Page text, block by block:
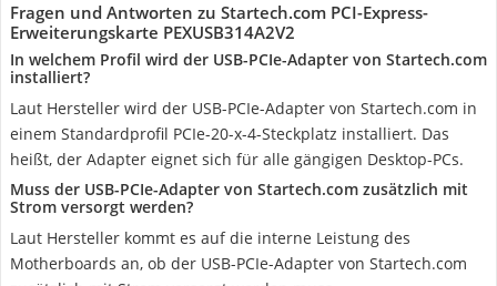
Fragen und Antworten zu Startech.com PCI-Express-
Erweiterungskarte PEXUSB314A2V2
In welchem Profil wird der USB-PCIe-Adapter von Startech.com
installiert?
Laut Hersteller wird der USB-PCIe-Adapter von Startech.com in
einem Standardprofil PCIe-20-x-4-Steckplatz installiert. Das
heißt, der Adapter eignet sich für alle gängigen Desktop-PCs.
Muss der USB-PCIe-Adapter von Startech.com zusätzlich mit
Strom versorgt werden?
Laut Hersteller kommt es auf die interne Leistung des
Motherboards an, ob der USB-PCIe-Adapter von Startech.com